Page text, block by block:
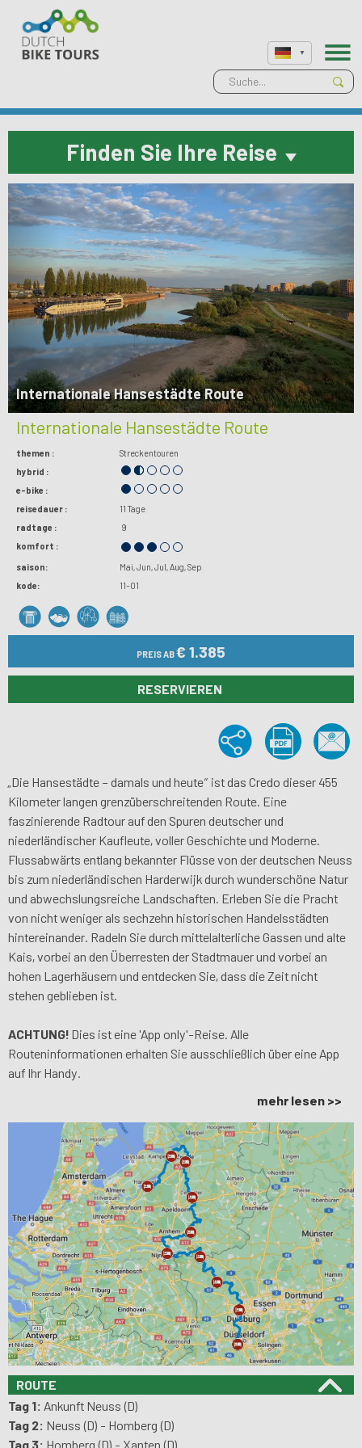
Finden Sie Ihre Reise
Previous Next
Internationale Hansestädte Route
Internationale Hansestädte Route
themen :
Streckentouren
hybrid :
e-bike :
reisedauer :
11 Tage
radtage :
9
komfort :
saison:
Mai Jun Jul Aug Sep
kode:
11-01
PREIS AB€ 1.385
RESERVIEREN
„Die Hansestädte – damals und heute“ ist das Credo dieser 455
Kilometer langen grenzüberschreitenden Route. Eine
faszinierende Radtour auf den Spuren deutscher und
niederländischer Kaufleute, voller Geschichte und Moderne.
Flussabwärts entlang bekannter Flüsse von der deutschen Neuss
bis zum niederländischen Harderwijk durch wunderschöne Natur
und abwechslungsreiche Landschaften. Erleben Sie die Pracht
von nicht weniger als sechzehn historischen Handelsstädten
hintereinander. Radeln Sie durch mittelalterliche Gassen und alte
Kais, vorbei an den Überresten der Stadtmauer und vorbei an
hohen Lagerhäusern und entdecken Sie, dass die Zeit nicht
stehen geblieben ist.
ACHTUNG! Dies ist eine 'App only'-Reise. Alle
Routeninformationen erhalten Sie ausschließlich über eine App
auf Ihr Handy.
mehr lesen >>
ROUTE
Tag 1: Ankunft Neuss (D)
Tag 2: Neuss (D) - Homberg (D)
Tag 3: Homberg (D) - Xanten (D)